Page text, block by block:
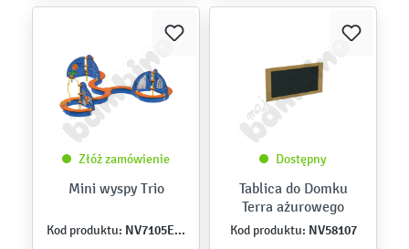
Złóż zamówienie
Mini wyspy Trio
Kod produktu: NV7105EPZ
Dostępny
Tablica do Domku
Terra ażurowego
Kod produktu: NV58107